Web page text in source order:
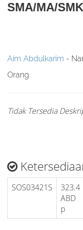
SMA/MA/
Aim Abdulkarim -
Orang
Tidak Tersedia
SOS03421S
323.4
ABD
p